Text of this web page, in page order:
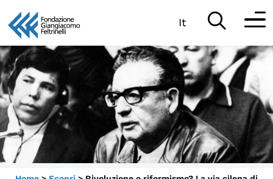
Vai
al
contenuto
It
Partecipa
Scopri
Collabora
Sostieni